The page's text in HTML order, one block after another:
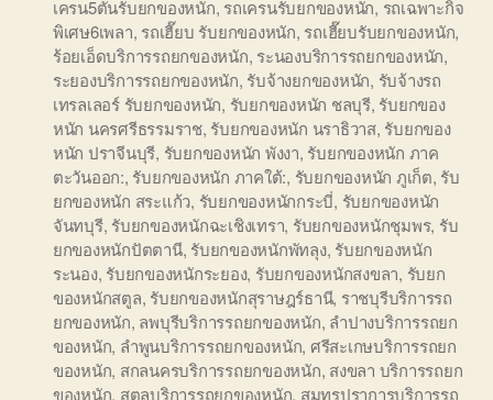
เครน5ตันรับยกของหนัก, รถเครนรับยกของหนัก, รถเฉพาะกิจ
พิเศษ6เพลา, รถเฮี๊ยบ รับยกของหนัก, รถเฮี๊ยบรับยกของหนัก,
ร้อยเอ็ดบริการรถยกของหนัก, ระนองบริการรถยกของหนัก,
ระยองบริการรถยกของหนัก, รับจ้างยกของหนัก, รับจ้างรถ
เทรลเลอร์ รับยกของหนัก, รับยกของหนัก ชลบุรี, รับยกของ
หนัก นครศรีธรรมราช, รับยกของหนัก นราธิวาส, รับยกของ
หนัก ปราจีนบุรี, รับยกของหนัก พังงา, รับยกของหนัก ภาค
ตะวันออก:, รับยกของหนัก ภาคใต้:, รับยกของหนัก ภูเก็ต, รับ
ยกของหนัก สระแก้ว, รับยกของหนักกระบี่, รับยกของหนัก
จันทบุรี, รับยกของหนักฉะเชิงเทรา, รับยกของหนักชุมพร, รับ
ยกของหนักปัตตานี, รับยกของหนักพัทลุง, รับยกของหนัก
ระนอง, รับยกของหนักระยอง, รับยกของหนักสงขลา, รับยก
ของหนักสตูล, รับยกของหนักสุราษฎร์ธานี, ราชบุรีบริการรถ
ยกของหนัก, ลพบุรีบริการรถยกของหนัก, ลำปางบริการรถยก
ของหนัก, ลำพูนบริการรถยกของหนัก, ศรีสะเกษบริการรถยก
ของหนัก, สกลนครบริการรถยกของหนัก, สงขลา บริการรถยก
ของหนัก, สตูลบริการรถยกของหนัก, สมุทรปราการบริการรถ